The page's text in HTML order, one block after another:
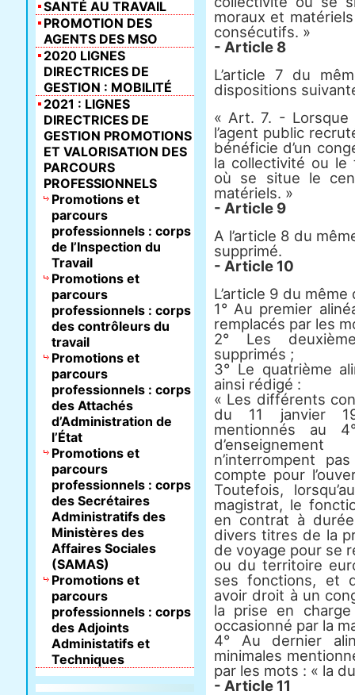
moraux et
consécutifs. »
- Article 8
L’article 7 du
dispositions
« Art. 7. - Lorsque
l’agent public
bénéficie d’un
la collectivité ou le
où se situe le
matériels. »
- Article 9
A l’article 8 du
supprimé.
- Article 10
L’article 9 du
1° Au premier
remplacés par les
2° Les
supprimés ;
3° Le quatrième
ainsi rédigé :
« Les différents
du 11 janvier
mentionnés au
n’interrompent
compte pour
Toutefois,
magistrat, le
en contrat à
divers titres de la
de voyage pour se
ou du territoire
ses fonctions, et
avoir droit à un
la prise en
occasionné par la
4° Au dernier
minimales
par les mots : « la
- Article 11
SANTÉ AU TRAVAIL
PROMOTION DES
AGENTS DES MSO
2020 LIGNES
DIRECTRICES DE
GESTION : MOBILITÉ
2021 : LIGNES
DIRECTRICES DE
GESTION PROMOTIONS
ET VALORISATION DES
PARCOURS
PROFESSIONNELS
Promotions et
parcours
professionnels : corps
de l’Inspection du
Travail
Promotions et
parcours
professionnels : corps
des contrôleurs du
travail
Promotions et
parcours
professionnels : corps
des Attachés
d’Administration de
l’État
Promotions et
parcours
professionnels : corps
des Secrétaires
Administratifs des
Ministères des
Affaires Sociales
(SAMAS)
Promotions et
parcours
professionnels : corps
des Adjoints
Administatifs et
Techniques